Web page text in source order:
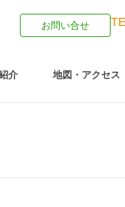
お問い合せ
介 地図・アクセス